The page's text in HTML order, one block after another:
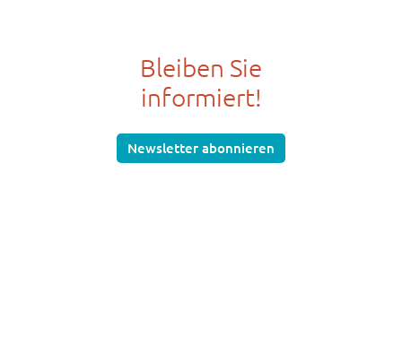
Bleiben Sie
informiert!
Newsletter abonnieren